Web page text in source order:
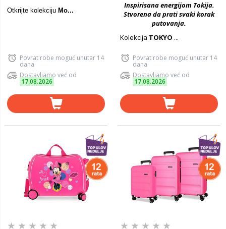
Otkrijte kolekciju Mo...
Povrat robe moguć unutar 14
dana
Dostavljamo već od
17.08.2026
Inspirisana energijom Tokija.
Stvorena da prati svaki korak
putovanja.
Kolekcija TOKYO ...
Povrat robe moguć unutar 14
dana
Dostavljamo već od
17.08.2026